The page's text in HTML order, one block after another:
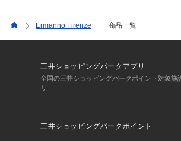
Ermanno Firenze 商品一覧
三井ショッピングパークアプリ
全国の三井ショッピングパークポイント対象施
リ
三井ショッピングパークポイント